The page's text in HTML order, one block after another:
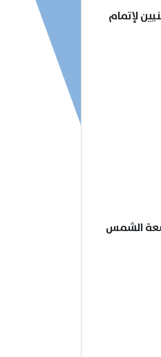
لإتمام
الشمس